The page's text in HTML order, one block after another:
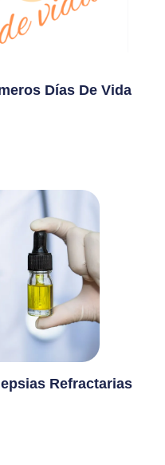
Días De Vida
Refractarias